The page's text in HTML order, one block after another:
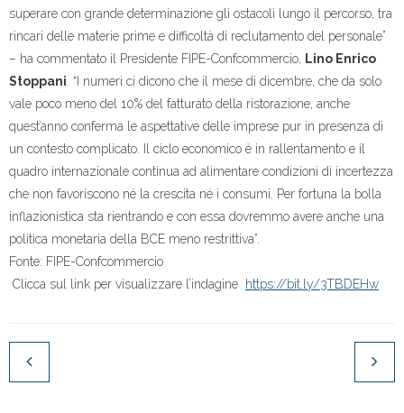
superare con grande determinazione gli ostacoli lungo il percorso, tra
rincari delle materie prime e difficoltà di reclutamento del personale”
– ha commentato il Presidente FIPE-Confcommercio,
Lino Enrico
Stoppani . “I numeri ci dicono che il mese di dicembre, che da solo
vale poco meno del 10% del fatturato della ristorazione, anche
quest’anno conferma le aspettative delle imprese pur in presenza di
un contesto complicato. Il ciclo economico è in rallentamento e il
quadro internazionale continua ad alimentare condizioni di incertezza
che non favoriscono né la crescita né i consumi. Per fortuna la bolla
inflazionistica sta rientrando e con essa dovremmo avere anche una
politica monetaria della BCE meno restrittiva”.
Fonte: FIPE-Confcommercio
Clicca sul link per visualizzare l’indagine https://bit.ly/3TBDEHw